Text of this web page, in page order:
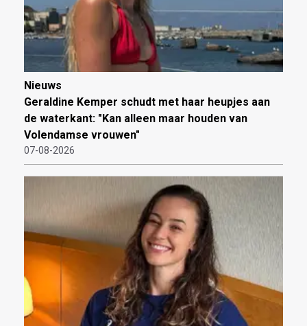
Nieuws
Geraldine Kemper schudt met haar heupjes aan
de waterkant: "Kan alleen maar houden van
Volendamse vrouwen"
07-08-2026